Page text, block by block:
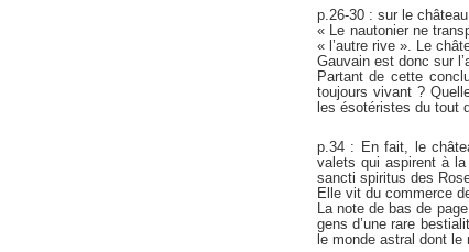
p.26-30 : sur le
« Le nautonier ne
« l’autre rive ». Le
Gauvain est donc sur
Partant de cette
toujours vivant ?
les ésotéristes du tout
p.34 : En fait, le
valets qui aspirent à
sancti spiritus des
Elle vit du commerce
La note de bas de
gens d’une rare
le monde astral dont